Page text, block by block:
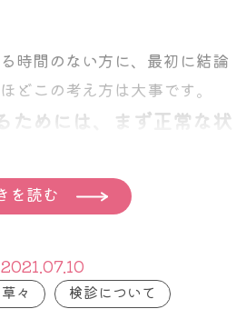
時間のない方に、最初に結論
どこの考え方は大事です。
ためには、まず正常な状
ようと思うなら、まず正常な
握しておこう）
を読む
2021.07.10
々 検診について